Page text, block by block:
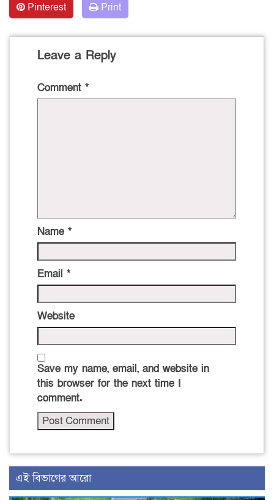
Pinterest
Print
Leave a Reply
Comment *
Name *
Email *
Website
Save my name, email, and website in
this browser for the next time I
comment.
এই বিভাগের আরো